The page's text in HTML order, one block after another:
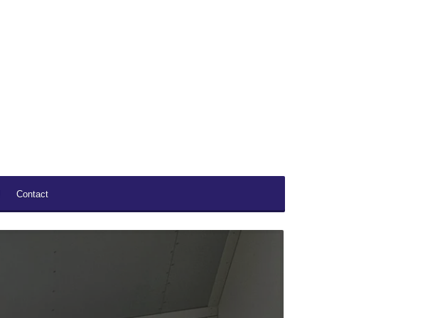
Contact